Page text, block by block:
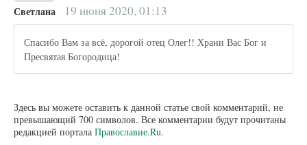
Светлана 19 июня 2020, 01:13
Спасибо Вам за всё, дорогой отец Олег!! Храни Вас Бог и
Пресвятая Богородица!
Здесь вы можете оставить к данной статье свой комментарий, не
превышающий 700 символов. Все комментарии будут прочитаны
редакцией портала Православие.Ru.